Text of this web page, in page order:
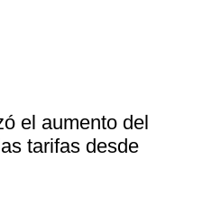
el aumento del
tarifas desde